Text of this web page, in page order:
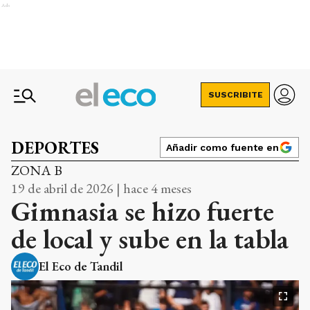
Ads
SUSCRIBITE
DEPORTES Añadir como fuente en
ZONA B
19 de abril de 2026 | hace 4 meses
Gimnasia se hizo fuerte
de local y sube en la tabla
El Eco de Tandil